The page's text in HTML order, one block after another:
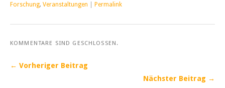
Forschung, Veranstaltungen Permalink
KOMMENTARE SIND GESCHLOSSEN.
← Vorheriger Beitrag
Nächster Beitrag →